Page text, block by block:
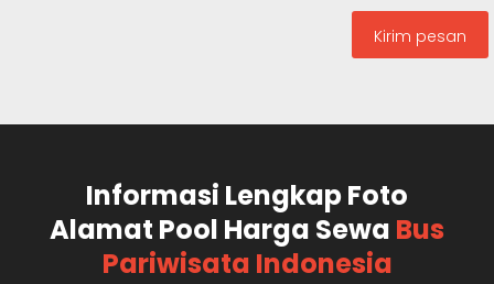
Informasi Lengkap Foto
Alamat Pool Harga Sewa Bus
Pariwisata Indonesia